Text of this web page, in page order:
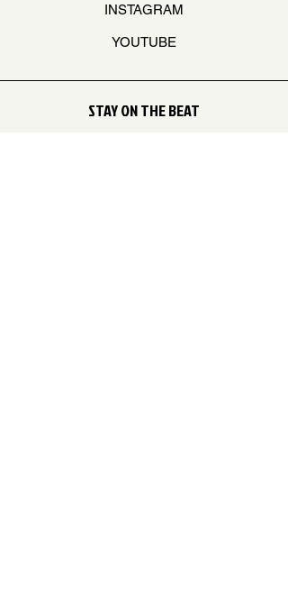
INSTAGRAM
YOUTUBE
STAY ON THE BEAT